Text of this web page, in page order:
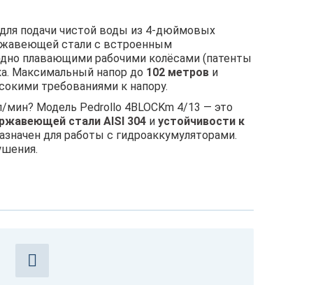
подачи чистой воды из 4-дюймовых
стали с встроенным
плавающими рабочими колёсами (патенты
Максимальный напор до 102 метров и
требованиями к напору.
Модель Pedrollo 4BLOCKm 4/13 — это
стали AISI 304 и устойчивости к
для работы с гидроаккумуляторами.